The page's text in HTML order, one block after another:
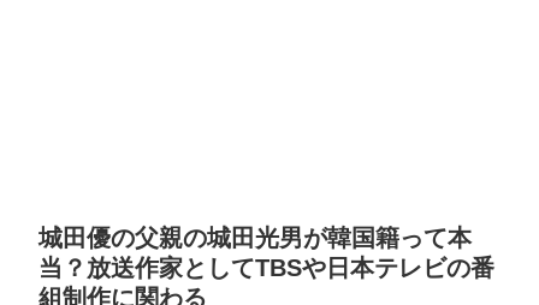
城田優の父親の城田光男が韓国籍って本
当？放送作家としてTBSや日本テレビの番
組制作に関わる